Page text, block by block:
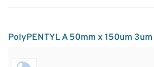
PolyPENTYL A 50mm x 150um